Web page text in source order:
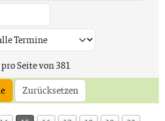
pro Seite von381
Zurücksetzen